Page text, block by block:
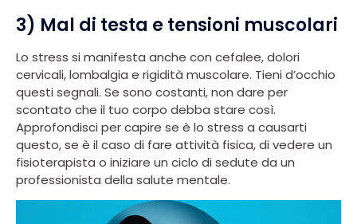
3) Mal di testa e tensioni muscolari
Lo stress si manifesta anche con cefalee, dolori
cervicali, lombalgia e rigidità muscolare. Tieni d’occhio
questi segnali. Se sono costanti, non dare per
scontato che il tuo corpo debba stare così.
Approfondisci per capire se è lo stress a causarti
questo, se è il caso di fare attività fisica, di vedere un
fisioterapista o iniziare un ciclo di sedute da un
professionista della salute mentale.